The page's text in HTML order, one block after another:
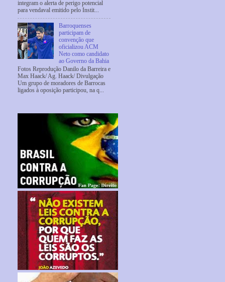
integram o alerta de perigo potencial
para vendaval emitido pelo Instit...
Barroquenses
participam de
convenção que
oficializou ACM
Neto como candidato
ao Governo da Bahia
Fotos Reprodução Danilo da Barreira e
Max Haack/ Ag. Haack/ Divulgação
Um grupo de moradores de Barrocas
ligados à oposição participou, na q...